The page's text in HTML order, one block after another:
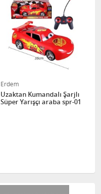
Erdem
Uzaktan Kumandalı Şarjlı
Süper Yarışçı araba spr-01